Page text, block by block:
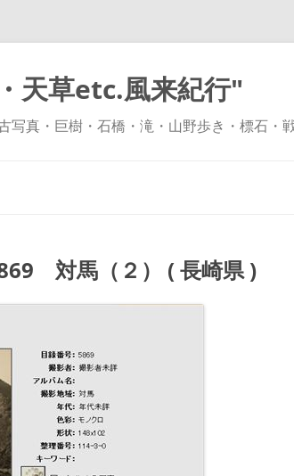
天草etc.風来紀行"
真・巨樹・石橋・滝・山野歩き・標石・
ッ
プ
対馬（２） ( 長崎県 )